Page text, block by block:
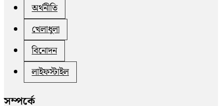
অর্থনীতি
খেলাধুলা
বিনোদন
লাইফস্টাইল
সম্পর্কে